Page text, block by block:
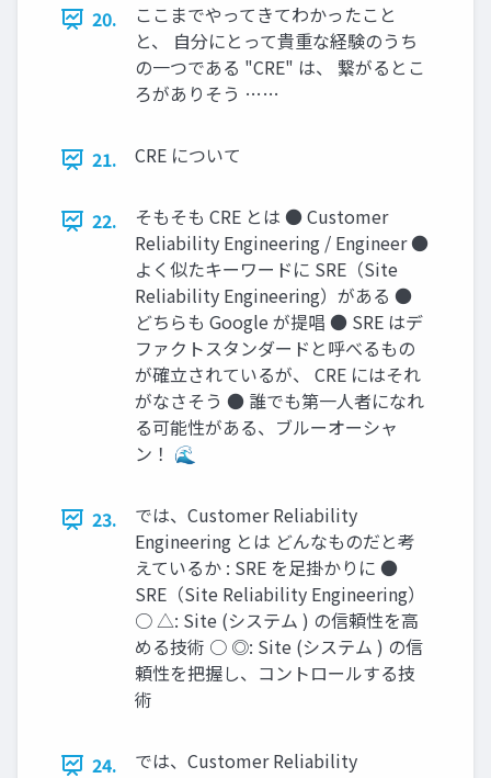
20.
ここまでやってきてわかったこと
と、 自分にとって貴重な経験のうち
の一つである "CRE" は、 繋がるとこ
ろがありそう ……
21. CRE について
22.
そもそも CRE とは ● Customer
Reliability Engineering / Engineer ●
よく似たキーワードに SRE（Site
Reliability Engineering）がある ●
どちらも Google が提唱 ● SRE はデ
ファクトスタンダードと呼べるもの
が確立されているが、 CRE にはそれ
がなさそう ● 誰でも第一人者になれ
る可能性がある、ブルーオーシャ
ン！ 🌊
23.
では、Customer Reliability
Engineering とは どんなものだと考
えているか : SRE を足掛かりに ●
SRE（Site Reliability Engineering）
○ △: Site (システム ) の信頼性を高
める技術 ○ ◎: Site (システム ) の信
頼性を把握し、コントロールする技
術
24.
では、Customer Reliability